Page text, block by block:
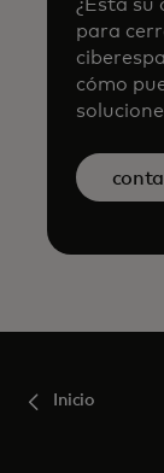
¿Está su
para
cómo
Inicio